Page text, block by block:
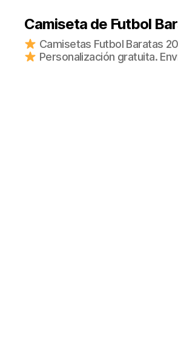
Camiseta de Futbol
Camisetas Futbol Baratas
Personalización gratuita.